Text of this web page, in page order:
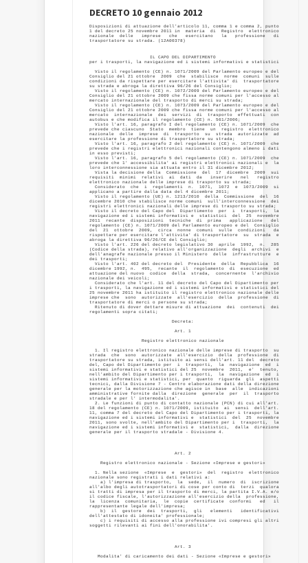
DECRETO 10 gennaio 2012
Disposizioni di attuazione dell'articolo 11, comma 1 e comma 2, punto
1 del decreto 25 novembre 2011 in  materia  di  Registro  elettronico
nazionale  delle   imprese   che   esercitano   la   professione   di
                      IL CAPO DEL DIPARTIMENTO
per i trasporti, la navigazione ed i sistemi informativi e statistici
  Visto il regolamento (CE) n. 1071/2009 del Parlamento europeo e del
Consiglio del 21 ottobre  2009  che  stabilisce  norme  comuni  sulle
condizioni da rispettare per esercitare l'attivita' di  trasportatore
su strada e abroga la direttiva 96/26 del Consiglio;
  Visto il regolamento (CE) n. 1072/2009 del Parlamento europeo e del
Consiglio del 21 ottobre 2009 che fissa norme comuni per l'accesso al
mercato internazionale del trasporto di merci su strada;
  Visto il regolamento (CE) n. 1073/2009 del Parlamento europeo e del
Consiglio del 21 ottobre 2009 che fissa norme comuni per l'accesso al
mercato  internazionale  dei  servizi  di  trasporto  effettuati  con
autobus e che modifica il regolamento (CE) n. 561/2006;
  Visto l'art. 16, paragrafo I del regolamento (CE) n. 1071/2009  che
prevede che ciascuno  Stato  membro  tiene  un  registro  elettronico
nazionale  delle  imprese  di  trasporto  su  strada  autorizzate  ad
esercitare la professione di trasportatore su strada;
  Visto l'art. 16, paragrafo 2 del regolamento (CE) n. 1071/2009  che
prevede che i registri elettronici nazionali contengono almeno i dati
in esso previsti;
  Visto l'art. 16, paragrafo 5 del regolamento (CE) n. 1071/2009  che
prevede che 1' accessibilita' ai registri elettronici nazionali e  la
loro interconnessione sia attuata entro il 31 dicembre 2012;
  Vista la decisione della  Commissione  del  17  dicembre  2009  sui
requisiti  minimi  relativi  ai  dati  da   inserire   nel   registro
elettronico nazionale delle imprese di trasporto su strada;
  Considerato  che  i  regolamenti  n.  1071,  1072  e  1073/2009  si
applicano a partire dalla data del 4 dicembre 2011;
  Visto il regolamento (UE) n. 1213/2010  della  Commissione  del  16
dicembre 2010 che stabilisce norme comuni  sull'interconnessione  dei
registri elettronici nazionali delle imprese di trasporto su strada;
  Visto il decreto del Capo del  Dipartimento  per  i  trasporti,  la
navigazione ed i sistemi informativi e  statistici  del  25  novembre
2011  recante  disposizioni  tecniche  di  prima   applicazione   del
regolamento (CE) n. 1071/2009 del Parlamento europeo e del  Consiglio
del  21  ottobre  2009,  circa  nonne  comuni  sulle  condizioni   da
rispettare per esercitare l'attivita' di trasportatore  su  strada  e
abroga la direttiva 96/26/CE del Consiglio;
  Visto l'art. 226 del decreto legislativo 30  aprile  1992,  n.  285
(Codice della strada), relativo all'organizzazione  degli  archivi  e
dell'anagrafe nazionale presso il Ministero  delle  infrastrutture  e
dei trasporti;
  Visto l'art. 402 del decreto del  Presidente  della  Repubblica  16
dicembre 1992, n.  495,  recante  il  regolamento  di  esecuzione  ed
attuazione del nuovo  codice  della  strada,  concernente  l'archivio
nazionale dei veicoli;
  Considerato che l'art. 11 del decreto del Capo del Dipartimento per
i trasporti, la navigazione ed i sistemi informativi e statistici del
25 novembre 2011 ha istituito il registro elettronico nazionale delle
imprese che  sono  autorizzate  all'esercizio  della  professione  di
trasportatore di merci o persone su strada;
  Ritenuto di dover dettare misure di attuazione  dei  contenuti  dei
regolamenti sopra citati;
                              Decreta:
                               Art. 1
                   Registro elettronico nazionale
  1. Il registro elettronico nazionale delle imprese di trasporto  su
strada  che  sono  autorizzate  all'esercizio  della  professione  di
trasportatore su strada, istituito ai sensi dell'art. 11 del  decreto
del, Capo del Dipartimento per  i  trasporti,  la  navigazione  ed  i
sistemi informativi e statistici del 25  novembre  2011,  e'  tenuto,
nell'ambito del Dipartimento per i trasporti,  la  navigazione  ed  i
sistemi informativi e statistici, per  quanto  riguarda  gli  aspetti
tecnici, dalla Divisione 7 - Centro elaborazione dati della direzione
generale per la motorizzazione che agisce in  base  alle  indicazioni
amministrative fornite dalla  direzione  generale  per  il  trasporto
stradale e per l' intermodalita'.
  2. Le funzioni di punto di contatto nazionale (PCN) di cui all'art.
18 del regolamento (CE) n. 1071/2009, istituito  ai  sensi  dell'art.
11, comma 7 del decreto del Capo del Dipartimento per i trasporti, la
navigazione ed i sistemi informativi e  statistici  del  25  novembre
2011, sono svolte, nell'ambito del Dipartimento per i  trasporti,  la
navigazione ed i sistemi informativi e  statistici,  dalla  direzione
generale per il trasporto stradale - Divisione 4.
                               Art. 2
    Registro elettronico nazionale - Sezione «Imprese e gestori»
  1. Nella sezione  «Imprese  e  gestori»  del  registro  elettronico
nazionale sono registrati i dati relativi a:
    a) l'impresa di trasporto,  la  sede,  il  numero  di  iscrizione
all'albo degli autotrasportatori di cose per conto di  terzi  qualora
si tratti di impresa per il trasporto di merci, la partita I.V.A. e/o
il codice fiscale, l'autorizzazione all'esercizio della  professione,
la  licenza  comunitaria,  le  copie  certificate  conformi   ed   il
rappresentante legale dell'impresa;
    b)  il  gestore  dei  trasporti,  gli   elementi   identificativi
dell'attestato di idoneita' professionale;
    c) i requisiti di accesso alla professione ivi compresi gli altri
soggetti rilevanti ai fini dell'onorabilita'.
                               Art. 3
   Modalita' di caricamento dei dati - Sezione «Imprese e gestori»